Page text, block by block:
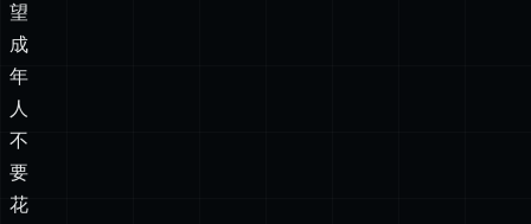
望
成
年
人
不
要
花